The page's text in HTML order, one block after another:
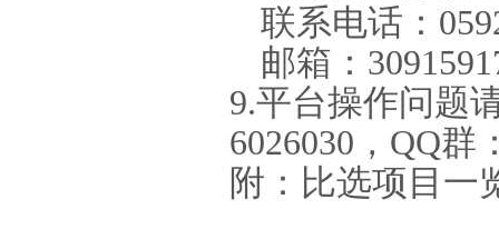
联系电话：
邮箱：
9.平台操作问题
6026030 ， QQ群
附：比选项目一